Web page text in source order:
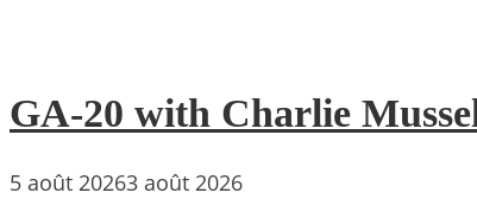
GA-20 with Charlie
5 août 20263 août 2026